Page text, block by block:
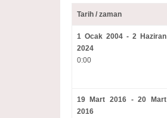
Tarih / zaman
1 Ocak 2004 - 2 Haziran
2024
0:00
19 Mart 2016 - 20 Mart
2016